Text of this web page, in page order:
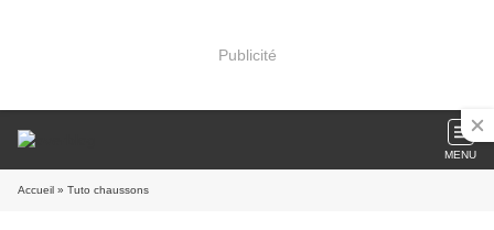
Publicité
MENU
Accueil » Tuto chaussons